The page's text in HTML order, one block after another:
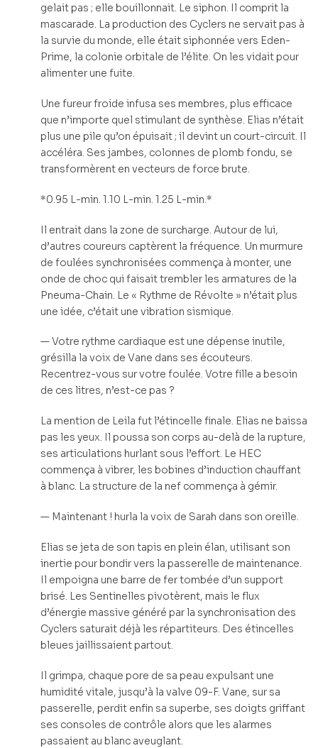
gelait pas ; elle bouillonnait. Le siphon. Il comprit la
mascarade. La production des Cyclers ne servait pas à
la survie du monde, elle était siphonnée vers Eden-
Prime, la colonie orbitale de l’élite. On les vidait pour
alimenter une fuite.
Une fureur froide infusa ses membres, plus efficace
que n’importe quel stimulant de synthèse. Elias n’était
plus une pile qu’on épuisait ; il devint un court-circuit. Il
accéléra. Ses jambes, colonnes de plomb fondu, se
transformèrent en vecteurs de force brute.
*0.95 L-min. 1.10 L-min. 1.25 L-min.*
Il entrait dans la zone de surcharge. Autour de lui,
d’autres coureurs captèrent la fréquence. Un murmure
de foulées synchronisées commença à monter, une
onde de choc qui faisait trembler les armatures de la
Pneuma-Chain. Le « Rythme de Révolte » n’était plus
une idée, c’était une vibration sismique.
— Votre rythme cardiaque est une dépense inutile,
grésilla la voix de Vane dans ses écouteurs.
Recentrez-vous sur votre foulée. Votre fille a besoin
de ces litres, n’est-ce pas ?
La mention de Leila fut l’étincelle finale. Elias ne baissa
pas les yeux. Il poussa son corps au-delà de la rupture,
ses articulations hurlant sous l’effort. Le HEC
commença à vibrer, les bobines d’induction chauffant
à blanc. La structure de la nef commença à gémir.
— Maintenant ! hurla la voix de Sarah dans son oreille.
Elias se jeta de son tapis en plein élan, utilisant son
inertie pour bondir vers la passerelle de maintenance.
Il empoigna une barre de fer tombée d’un support
brisé. Les Sentinelles pivotèrent, mais le flux
d’énergie massive généré par la synchronisation des
Cyclers saturait déjà les répartiteurs. Des étincelles
bleues jaillissaient partout.
Il grimpa, chaque pore de sa peau expulsant une
humidité vitale, jusqu’à la valve 09-F. Vane, sur sa
passerelle, perdit enfin sa superbe, ses doigts griffant
ses consoles de contrôle alors que les alarmes
passaient au blanc aveuglant.